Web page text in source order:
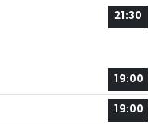
21:30
19:00
19:00